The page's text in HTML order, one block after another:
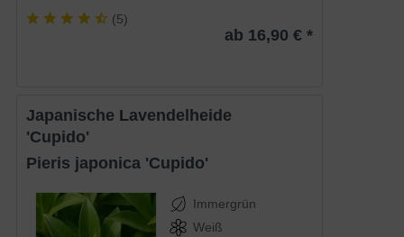
(5)
ab 16,90 € *
Japanische Lavendelheide
'Cupido'
Pieris japonica 'Cupido'
Immergrün
Weiß